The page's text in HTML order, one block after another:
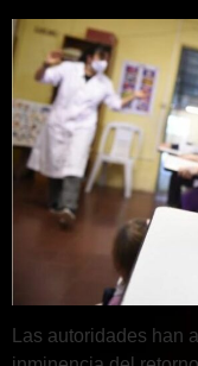
Las autoridades han